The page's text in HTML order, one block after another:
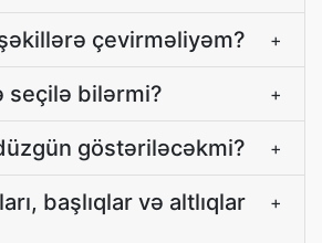
çevirməliyəm? +
seçilə bilərmi? +
göstəriləcəkmi? +
başlıqlar və altlıqlar
+